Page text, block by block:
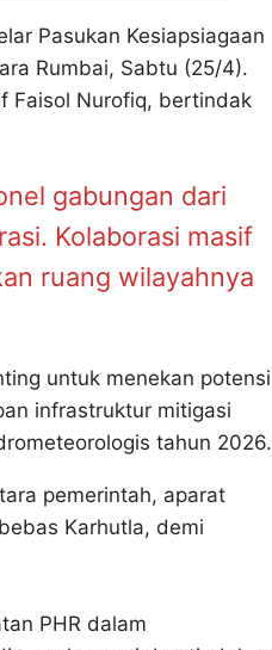
Pasukan Kesiapsiagaan
Rumbai, Sabtu (25/4).
Faisol Nurofiq, bertindak
gabungan dari
Kolaborasi masif
ruang wilayahnya
untuk menekan potensi
infrastruktur mitigasi
tahun 2026.
pemerintah, aparat
Karhutla, demi
PHR dalam